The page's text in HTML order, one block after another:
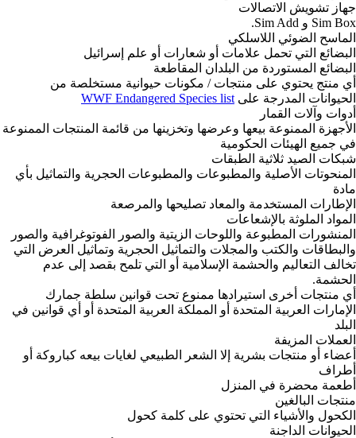
جهاز تشويش الاتصالات
Sim Box و Sim Add.
الماسح الضوئي اللاسلكي
البضائع التي تحمل علامات أو شعارات أو علم إسرائيل
البضائع المستوردة من البلدان المقاطعة
أي منتج يحتوي على منتجات / مكونات حيوانية مستخلصة من
الحيوانات المدرجة على WWF Endangered Species list
أدوات وآلات القمار
الأجهزة الممنوعة بيعها وعرضها وتخزينها من قائمة المنتجات الممنوعة
في جميع الهيئات الحكومية
شبكات الصيد ثلاثية الطبقات
المنحوتات الأصلية والمطبوعات والمطبوعات الحجرية والتماثيل بأي
مادة
الإطارات المستخدمة والمعاد تصليحها والمرصعة
المواد الملوثة بالإشعاعات
المنشورات المطبوعة واللوحات الزيتية والصور الفوتوغرافية والصور
والبطاقات والكتب والمجلات والتماثيل الحجرية وتماثيل العرض التي
تخالف التعاليم والحشمة الإسلامية أو التي تلمح بقصد إلى عدم
الحشمة.
أي منتجات أخرى استيرادها ممنوع تحت قوانين سلطة جمارك
الإمارات العربية المتحدة أو المملكة العربية المتحدة أو أي قوانين في
البلد
العملات المزيفة
أعضاء أو منتجات بشرية إلا الشعر الطبيعي لغايات بيعه كباروكة أو
أطراف
أطعمة محضرة في المنزل
منتجات البالغين
الكحول والأشياء التي تحتوي على كلمة كحول
الحيوانات الداجنة